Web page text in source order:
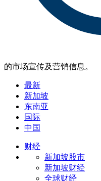
的市场宣传及营销信息。
最新
新加坡
东南亚
国际
中国
财经
新加坡股市
新加坡财经
全球财经